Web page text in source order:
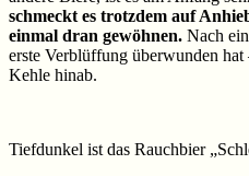
schmeckt es trotzdem auf
einmal dran gewöhnen. Nach
erste Verblüffung überwunden hat
Kehle hinab.
Tiefdunkel ist das Rauchbier